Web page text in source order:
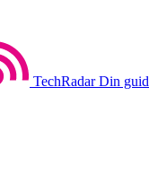
TechRadar Din